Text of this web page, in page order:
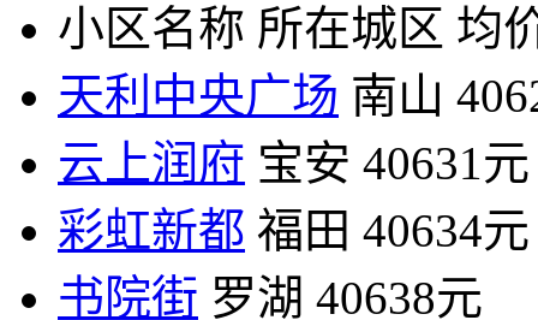
小区名称 所在城区 均
天利中央广场 南山
云上润府 宝安 40631元
彩虹新都 福田 40634元
书院街 罗湖 40638元